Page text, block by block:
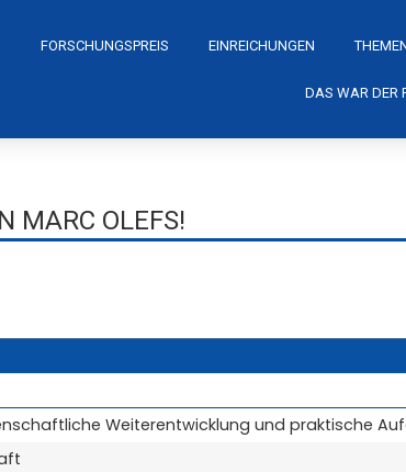
FORSCHUNGSPREIS EINREICHUNGEN
DAS WAR DER
MARC OLEFS!
Weiterentwicklung und praktische